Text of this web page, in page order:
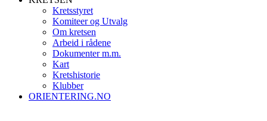
Kretsstyret
Komiteer og Utvalg
Om kretsen
Arbeid i rådene
Dokumenter m.m.
Kart
Kretshistorie
Klubber
ORIENTERING.NO